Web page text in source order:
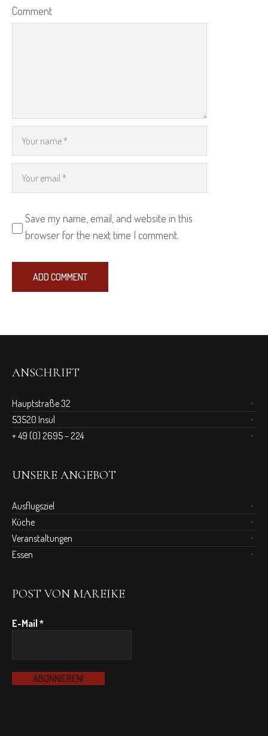
Comment
Save my name, email, and website in this
browser for the next time I comment.
ANSCHRIFT
Hauptstraße 32
53520 Insul
+ 49 (0) 2695 – 224
UNSERE ANGEBOT
Ausflugsziel
Küche
Veranstaltungen
Essen
POST VON MAREIKE
E-Mail*